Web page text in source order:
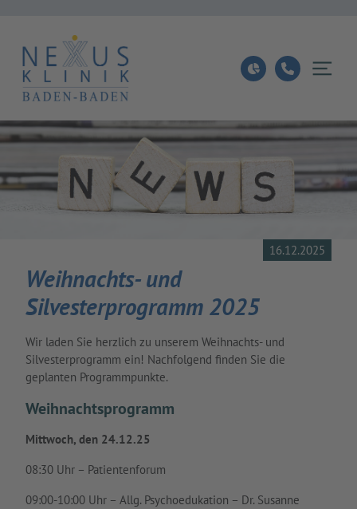
Weihnachts- und
Silvesterprogramm 2025
16.12.2025
Wir laden Sie herzlich zu unserem Weihnachts- und
Silvesterprogramm ein! Nachfolgend finden Sie die
geplanten Programmpunkte.
Weihnachtsprogramm
Mittwoch, den 24.12.25
08:30 Uhr – Patientenforum
09:00-10:00 Uhr – Allg. Psychoedukation – Dr. Susanne